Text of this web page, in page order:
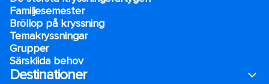
Familjesemester
Bröllop på kryssning
Temakryssningar
Grupper
Särskilda behov
Destinationer